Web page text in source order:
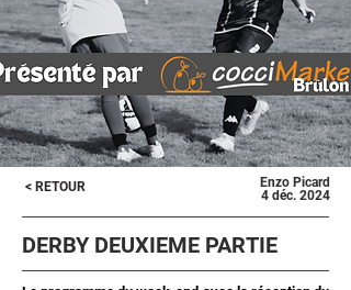
< RETOUR
Enzo Picard
4 déc. 2024
DERBY DEUXIEME PARTIE